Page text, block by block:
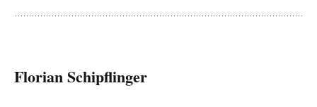
Florian Schipflinger